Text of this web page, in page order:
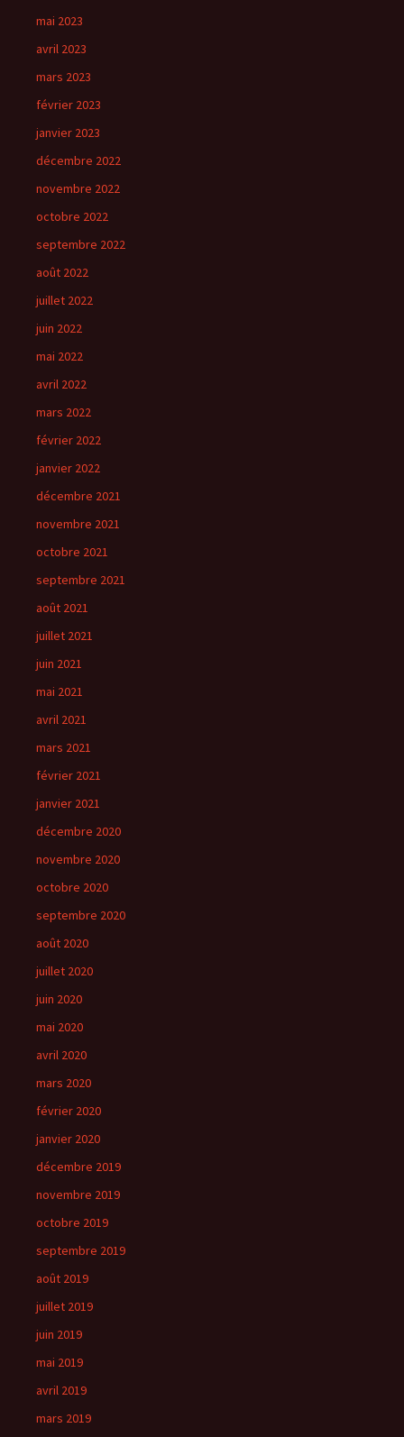
mai 2023
avril 2023
mars 2023
février 2023
janvier 2023
décembre 2022
novembre 2022
octobre 2022
septembre 2022
août 2022
juillet 2022
juin 2022
mai 2022
avril 2022
mars 2022
février 2022
janvier 2022
décembre 2021
novembre 2021
octobre 2021
septembre 2021
août 2021
juillet 2021
juin 2021
mai 2021
avril 2021
mars 2021
février 2021
janvier 2021
décembre 2020
novembre 2020
octobre 2020
septembre 2020
août 2020
juillet 2020
juin 2020
mai 2020
avril 2020
mars 2020
février 2020
janvier 2020
décembre 2019
novembre 2019
octobre 2019
septembre 2019
août 2019
juillet 2019
juin 2019
mai 2019
avril 2019
mars 2019